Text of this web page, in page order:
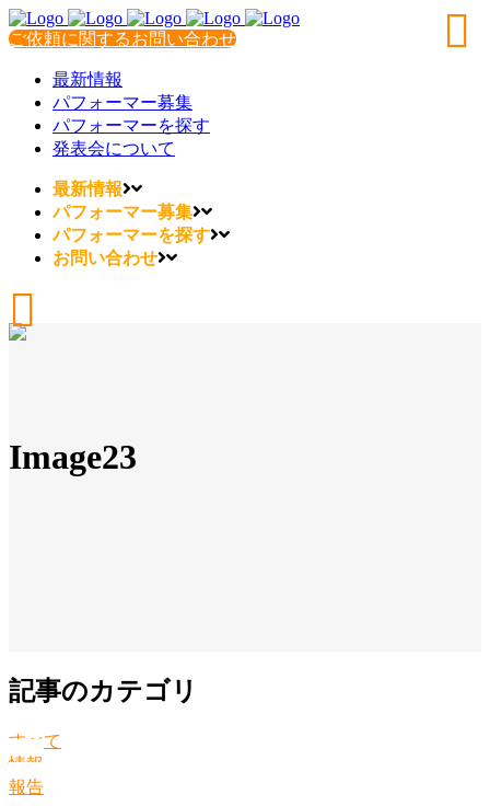
ご依頼に関するお問い合わせ
最新情報
パフォーマー募集
パフォーマーを探す
発表会について
最新情報
パフォーマー募集
パフォーマーを探す
お問い合わせ
Image23
記事のカテゴリ
すべて
情報
報告